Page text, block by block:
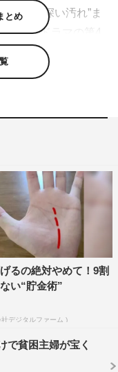
う“根深い汚れ”ま
ーマンドラマの第4
光役のHey! Say!
飯豊まりえが共演
いうおなじみの格
わせた競技“プロ
速で疾走していく三
理由は、第1話で
とめ
るの絶対やめて！9割
い“貯金術”
社デジタルファーム )
で貧困主婦が宝く